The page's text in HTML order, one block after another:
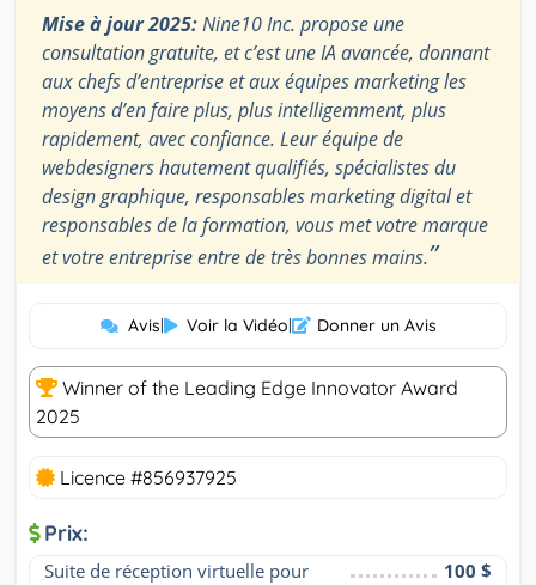
Mise à jour 2025:Nine10 Inc. propose une
consultation gratuite, et c’est une IA avancée, donnant
aux chefs d’entreprise et aux équipes marketing les
moyens d’en faire plus, plus intelligemment, plus
rapidement, avec confiance. Leur équipe de
webdesigners hautement qualifiés, spécialistes du
design graphique, responsables marketing digital et
responsables de la formation, vous met votre marque
et votre entreprise entre de très bonnes mains.”
Avis| Voir la Vidéo| Donner un Avis
Winner of the Leading Edge Innovator Award
2025
Licence #856937925
Prix:
Suite de réception virtuelle pour
100 $